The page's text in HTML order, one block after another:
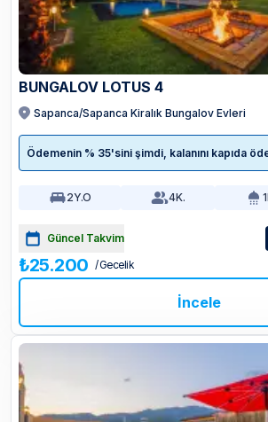
BUNGALOV LOTUS 4
Sapanca/Sapanca Kiralık Bungalov Evleri
Ödemenin % 35'sini şimdi, kalanını kapıda
2Y.O 4K. 1
Güncel Takvim
₺25.200 / Gecelik
İncele